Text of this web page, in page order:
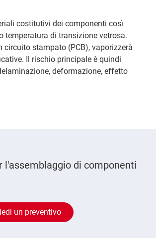
costitutivi dei componenti così
temperatura di transizione vetrosa.
stampato (PCB), vaporizzerà
Il rischio principale è quindi
deformazione, effetto
l'assemblaggio di componenti
un preventivo